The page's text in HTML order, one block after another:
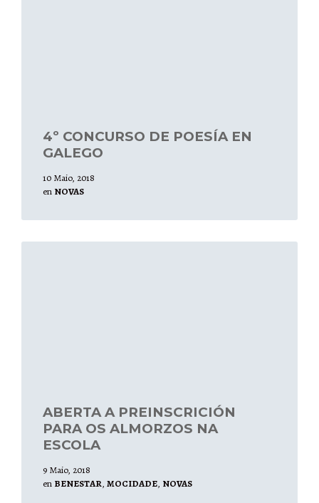
4º CONCURSO DE POESÍA EN
GALEGO
10 Maio, 2018
en NOVAS
ABERTA A PREINSCRICIÓN
PARA OS ALMORZOS NA
ESCOLA
9 Maio, 2018
en BENESTAR, MOCIDADE, NOVAS
Leer